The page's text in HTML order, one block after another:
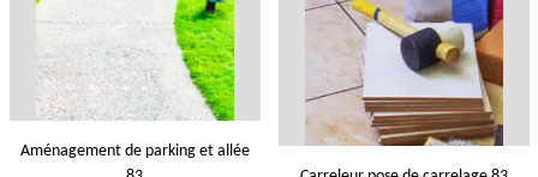
Aménagement de parking et allée